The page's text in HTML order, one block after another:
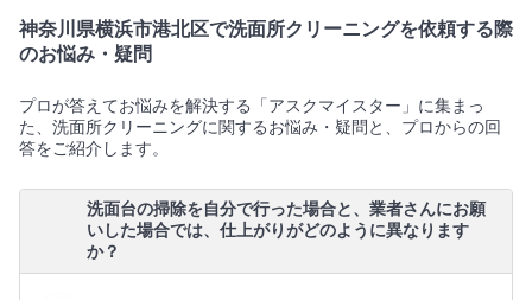
神奈川県横浜市港北区で洗面所クリーニングを依頼する際
のお悩み・疑問
プロが答えてお悩みを解決する「アスクマイスター」に集まっ
た、洗面所クリーニングに関するお悩み・疑問と、プロからの回
答をご紹介します。
洗面台の掃除を自分で行った場合と、業者さんにお願
いした場合では、仕上がりがどのように異なります
か？